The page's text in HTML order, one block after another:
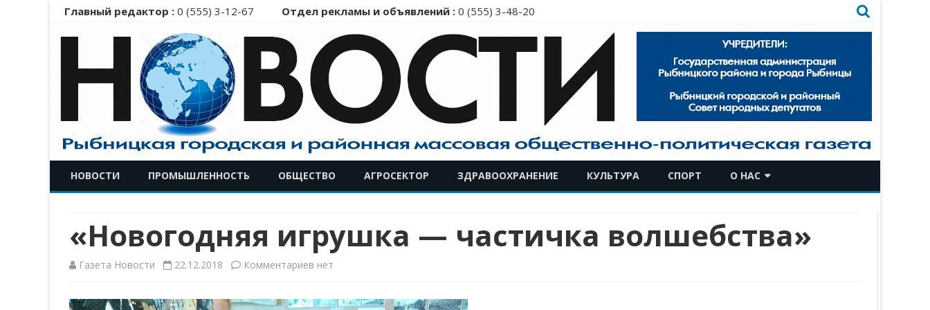
Главный редактор : 0 (555) 3-12-67 Отдел рекламы и объявлений : 0 (555) 3-48-20
к
содержимому
НОВОСТИ ПРОМЫШЛЕННОСТЬ ОБЩЕСТВО АГРОСЕКТОР ЗДРАВООХРАНЕНИЕ КУЛЬТУРА СПОРТ О НАС
ИСТОРИЧЕСКАЯ СПРАВКА
«Новогодняя игрушка — частичка волшебства»
Газета Новости 22.12.2018 Комментариев кнет